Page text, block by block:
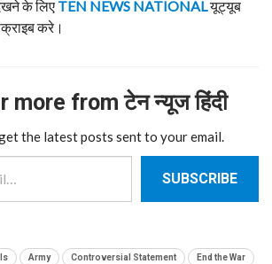
के लिए TEN NEWS NATIONALयूट्यूब
करे।
more from टेन न्यूज हिंदी
the latest posts sent to your email.
SUBSCRIBE
Army Controversial Statement End the War